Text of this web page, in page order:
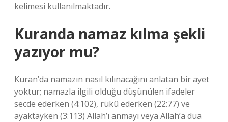
kelimesi kullanılmaktadır.
Kuranda namaz kılma şekli
yazıyor mu?
Kuran’da namazın nasıl kılınacağını anlatan bir ayet
yoktur; namazla ilgili olduğu düşünülen ifadeler
secde ederken (4:102), rükû ederken (22:77) ve
ayaktayken (3:113) Allah’ı anmayı veya Allah’a dua